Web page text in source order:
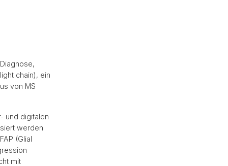
chain), ein
von MS
und digitalen
werden
(Glial
mit